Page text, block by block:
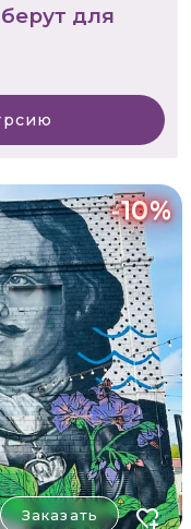
для
-10%
Заказать